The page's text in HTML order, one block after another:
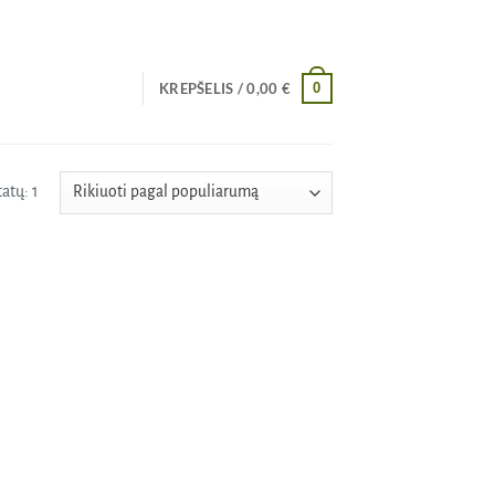
KREPŠELIS /0,00 € 0
1